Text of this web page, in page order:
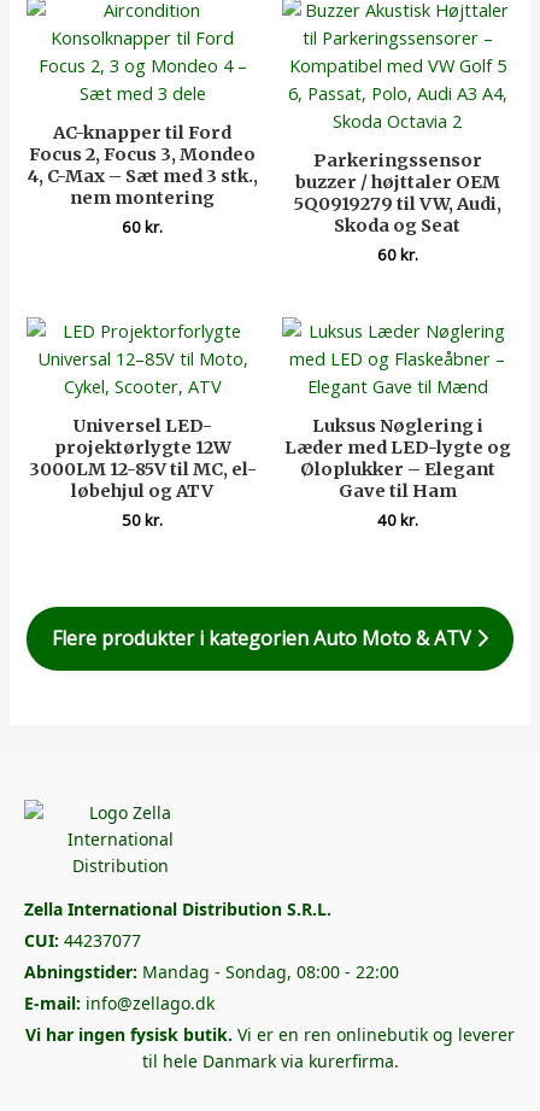
AC-knapper til Ford
Focus 2, Focus 3, Mondeo
4, C-Max – Sæt med 3 stk.,
nem montering
60kr.
Parkeringssensor
buzzer / højttaler OEM
5Q0919279 til VW, Audi,
Skoda og Seat
60kr.
Universel LED-
projektørlygte 12W
3000LM 12-85V til MC, el-
løbehjul og ATV
50kr.
Luksus Nøglering i
Læder med LED-lygte og
Øloplukker – Elegant
Gave til Ham
40kr.
Flere produkter i kategorien Auto Moto & ATV
Zella International Distribution S.R.L.
CUI: 44237077
Abningstider: Mandag - Sondag, 08:00 - 22:00
E-mail: info@zellago.dk
Vi har ingen fysisk butik. Vi er en ren onlinebutik og leverer
til hele Danmark via kurerfirma.